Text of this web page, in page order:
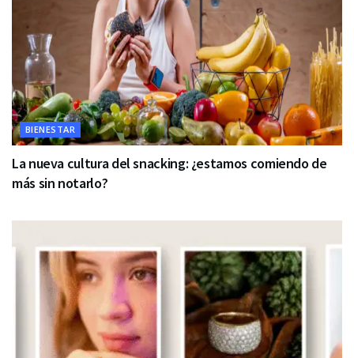
BIENESTAR
La nueva cultura del snacking: ¿estamos comiendo de
más sin notarlo?